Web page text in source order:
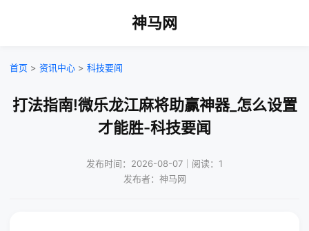
神马网
首页 > 资讯中心 > 科技要闻
打法指南!微乐龙江麻将助赢神器_怎么设置
才能胜-科技要闻
发布时间：2026-08-07｜阅读：1
发布者：神马网